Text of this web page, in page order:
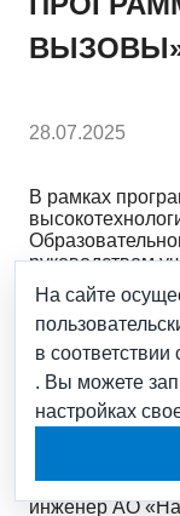
28.07.2025
В рамках
руководством
над решением
современной
Активное
ученые
госкорпорации
практические
удивительный
инженер АО
На сайте
в соответствии
. Вы можете
настройках